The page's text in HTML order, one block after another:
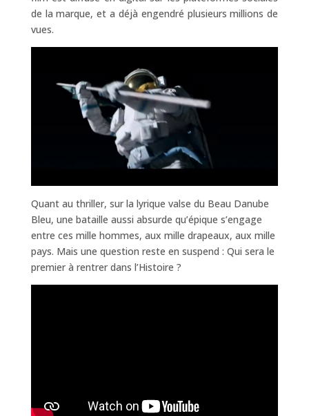
de la marque, et a déjà engendré plusieurs millions de
vues.
Quant au thriller, sur la lyrique valse du Beau Danube
Bleu, une bataille aussi absurde qu’épique s’engage
entre ces mille hommes, aux mille drapeaux, aux mille
pays. Mais une question reste en suspend : Qui sera le
premier à rentrer dans l’Histoire ?